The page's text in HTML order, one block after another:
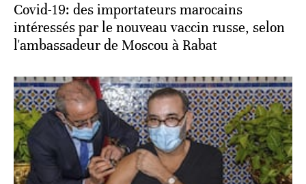
Covid-19: des importateurs marocains
intéressés par le nouveau vaccin russe, selon
l'ambassadeur de Moscou à Rabat